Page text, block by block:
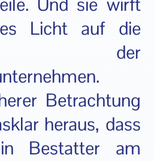
Licht auf die
der
Betrachtung
heraus, dass
Bestatter am